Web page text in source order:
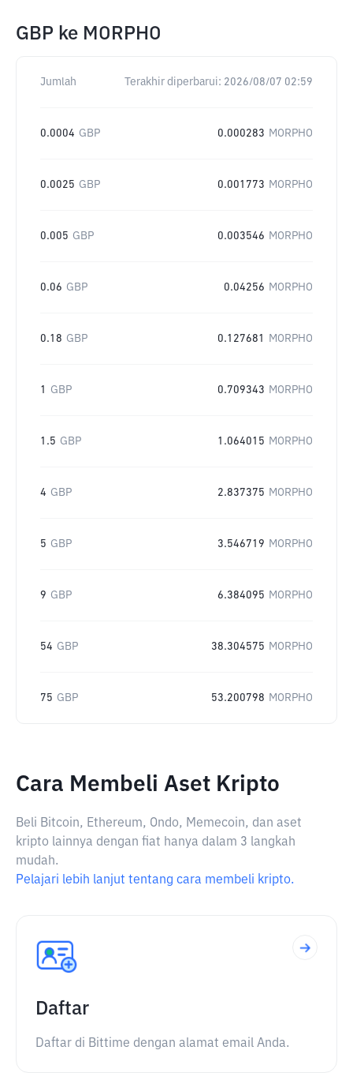
GBP ke MORPHO
Jumlah Terakhir diperbarui: 2026/08/07 02:59
0.0004 GBP 0.000283 MORPHO
0.0025 GBP 0.001773 MORPHO
0.005 GBP 0.003546 MORPHO
0.06 GBP 0.04256 MORPHO
0.18 GBP 0.127681 MORPHO
1 GBP 0.709343 MORPHO
1.5 GBP 1.064015 MORPHO
4 GBP 2.837375 MORPHO
5 GBP 3.546719 MORPHO
9 GBP 6.384095 MORPHO
54 GBP 38.304575 MORPHO
75 GBP 53.200798 MORPHO
Cara Membeli Aset Kripto
Beli Bitcoin, Ethereum, Ondo, Memecoin, dan aset
kripto lainnya dengan fiat hanya dalam 3 langkah
mudah.
Pelajari lebih lanjut tentang cara membeli kripto.
Daftar
Daftar di Bittime dengan alamat email Anda.